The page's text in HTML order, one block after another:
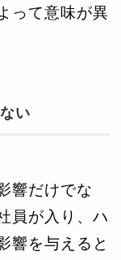
って意味が異
い
響だけでな
員が入り、ハ
響を与えると